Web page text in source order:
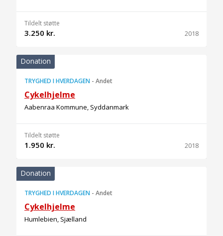
Tildelt støtte
3.250 kr. 2018
Donation
TRYGHED I HVERDAGEN - Andet
Cykelhjelme
Aabenraa Kommune, Syddanmark
Tildelt støtte
1.950 kr. 2018
Donation
TRYGHED I HVERDAGEN - Andet
Cykelhjelme
Humlebien, Sjælland